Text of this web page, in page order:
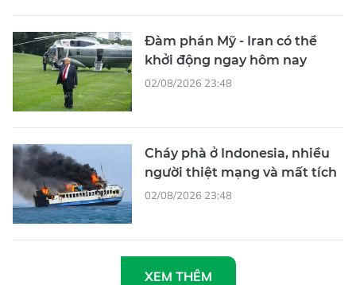
Đàm phán Mỹ - Iran có thể
khởi động ngay hôm nay
02/08/2026 23:48
Cháy phà ở Indonesia, nhiều
người thiệt mạng và mất tích
02/08/2026 23:48
XEM THÊM